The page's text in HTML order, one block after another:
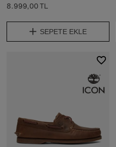
8.999,00 TL
SEPETE EKLE